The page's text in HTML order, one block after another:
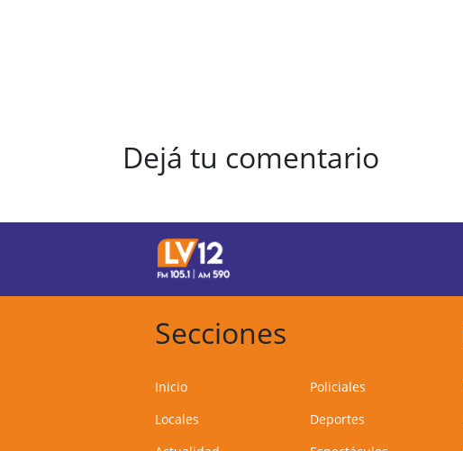
Dejá tu comentario
Secciones
Inicio
Locales
Policiales
Deportes